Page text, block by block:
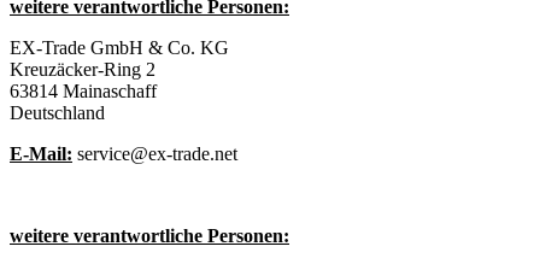
weitere verantwortliche Personen:
EX-Trade GmbH & Co. KG
Kreuzäcker-Ring 2
63814 Mainaschaff
Deutschland
E-Mail: service@ex-trade.net
weitere verantwortliche Personen: